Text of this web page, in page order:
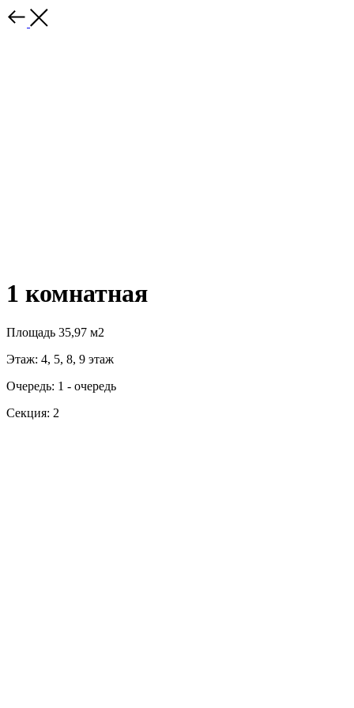
1 комнатная
Площадь 35,97 м2
Этаж: 4, 5, 8, 9 этаж
Очередь: 1 - очередь
Секция: 2